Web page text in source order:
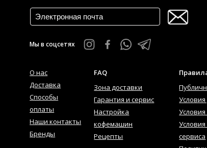
Мы в соцсетях
О нас
Доставка
Способы
оплаты
Наши контакты
Бренды
FAQ
Зона доставки
Гарантия и сервис
Настройка
кофемашин
Рецепты
сервиса